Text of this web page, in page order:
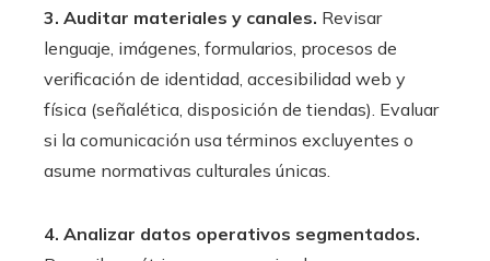
3. Auditar materiales y canales. Revisar
lenguaje, imágenes, formularios, procesos de
verificación de identidad, accesibilidad web y
física (señalética, disposición de tiendas). Evaluar
si la comunicación usa términos excluyentes o
asume normativas culturales únicas.
4. Analizar datos operativos segmentados.